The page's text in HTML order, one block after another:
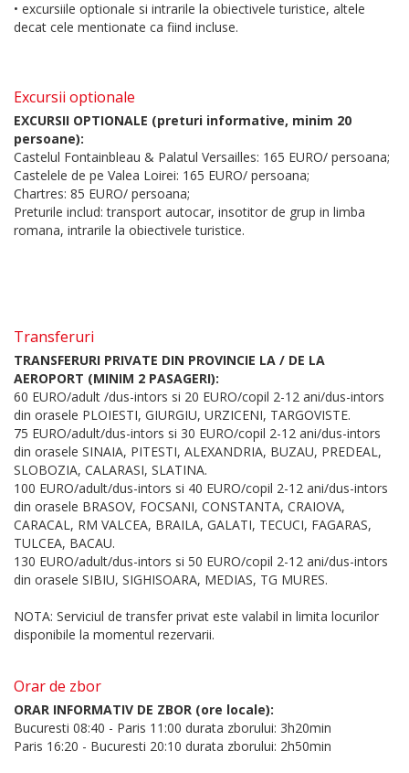
• excursiile optionale si intrarile la obiectivele turistice, altele
decat cele mentionate ca fiind incluse.
Excursii optionale
EXCURSII OPTIONALE (preturi informative, minim 20
persoane):
Castelul Fontainbleau & Palatul Versailles: 165 EURO/ persoana;
Castelele de pe Valea Loirei: 165 EURO/ persoana;
Chartres: 85 EURO/ persoana;
Preturile includ: transport autocar, insotitor de grup in limba
romana, intrarile la obiectivele turistice.
Transferuri
TRANSFERURI PRIVATE DIN PROVINCIE LA / DE LA
AEROPORT (MINIM 2 PASAGERI):
60 EURO/adult /dus-intors si 20 EURO/copil 2-12 ani/dus-intors
din orasele PLOIESTI, GIURGIU, URZICENI, TARGOVISTE.
75 EURO/adult/dus-intors si 30 EURO/copil 2-12 ani/dus-intors
din orasele SINAIA, PITESTI, ALEXANDRIA, BUZAU, PREDEAL,
SLOBOZIA, CALARASI, SLATINA.
100 EURO/adult/dus-intors si 40 EURO/copil 2-12 ani/dus-intors
din orasele BRASOV, FOCSANI, CONSTANTA, CRAIOVA,
CARACAL, RM VALCEA, BRAILA, GALATI, TECUCI, FAGARAS,
TULCEA, BACAU.
130 EURO/adult/dus-intors si 50 EURO/copil 2-12 ani/dus-intors
din orasele SIBIU, SIGHISOARA, MEDIAS, TG MURES.
NOTA: Serviciul de transfer privat este valabil in limita locurilor
disponibile la momentul rezervarii.
Orar de zbor
ORAR INFORMATIV DE ZBOR (ore locale):
Bucuresti 08:40 - Paris 11:00 durata zborului: 3h20min
Paris 16:20 - Bucuresti 20:10 durata zborului: 2h50min